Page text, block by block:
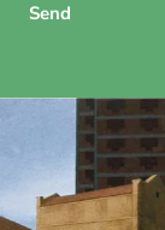
Send